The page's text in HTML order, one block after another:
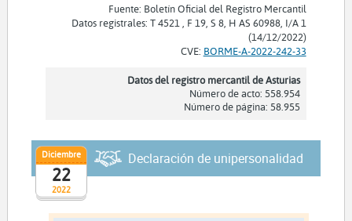
Fuente: Boletín Oficial del Registro Mercantil
Datos registrales: T 4521 , F 19, S 8, H AS 60988, I/A 1
(14/12/2022)
CVE: BORME-A-2022-242-33
Datos del registro mercantil de Asturias
Número de acto: 558.954
Número de página: 58.955
2022
Diciembre
22
Declaración de unipersonalidad